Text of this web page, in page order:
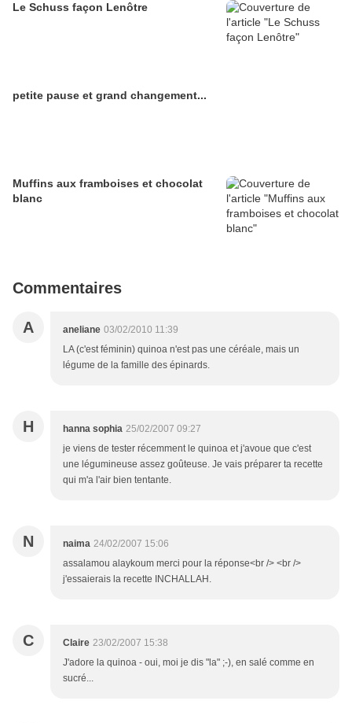
Le Schuss façon Lenôtre
petite pause et grand changement...
Muffins aux framboises et chocolat
blanc
Commentaires
A aneliane 03/02/2010 11:39
LA (c'est féminin) quinoa n'est pas une céréale, mais un
légume de la famille des épinards.
H hanna sophia 25/02/2007 09:27
je viens de tester récemment le quinoa et j'avoue que c'est
une légumineuse assez goûteuse. Je vais préparer ta recette
qui m'a l'air bien tentante.
N naima 24/02/2007 15:06
assalamou alaykoum merci pour la réponse<br /> <br />
j'essaierais la recette INCHALLAH.
C Claire 23/02/2007 15:38
J'adore la quinoa - oui, moi je dis "la" ;-), en salé comme en
sucré...